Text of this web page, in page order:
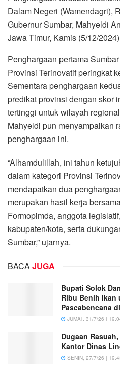
Dalam Negeri (Wamendagri),
Gubernur Sumbar, Mahyeldi
Jawa Timur, Kamis (5/12/
Penghargaan pertama
Provinsi Terinovatif peringkat
Sementara penghargaan
predikat provinsi dengan skor
tertinggi untuk wilayah
Mahyeldi pun menyampaikan
penghargaan ini.
“Alhamdulillah, ini tahun
dalam kategori Provinsi
mendapatkan dua
merupakan hasil kerja
Formopimda, anggota
kabupaten/kota, serta
Sumbar,” ujarnya.
BACAJUGA
Bupati Solok
Ribu Benih
Pascabencana
JUMAT, 31/7/26 |
Dugaan
Kantor Dinas
SENIN, 27/7/26 |